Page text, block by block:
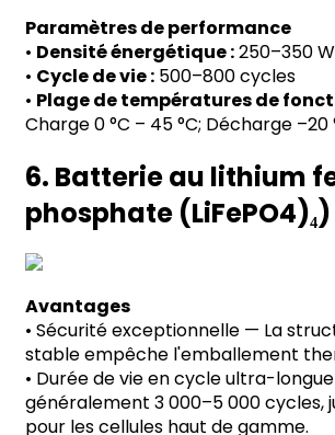
Paramètres de performance
• Densité énergétique :250–350
• Cycle de vie :500–800 cycles
• Plage de températures de
Charge 0°C – 45°C; Décharge –20
6. Batterie au lithium
phosphate (LiFePO4)₄)
Avantages
• Sécurité exceptionnelle — La
stable empêche l'emballement
• Durée de vie en cycle ultra-longue
généralement 3 000–5 000 cycles,
pour les cellules haut de gamme.